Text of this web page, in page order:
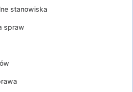
stanowiska
spraw